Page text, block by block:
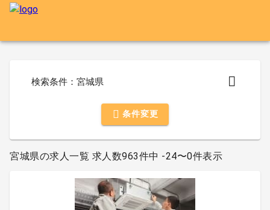
検索条件：宮城県
条件変更
宮城県の求人一覧 求人数963件中 -24〜0件表示